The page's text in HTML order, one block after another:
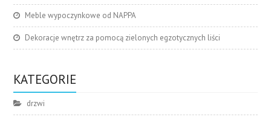
Meble wypoczynkowe od NAPPA
Dekoracje wnętrz za pomocą zielonych egzotycznych liści
KATEGORIE
drzwi